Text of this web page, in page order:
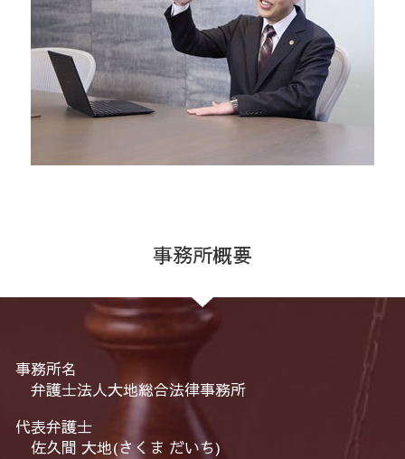
事務所概要
事務所名
弁護士法人大地総合法律事務所
代表弁護士
佐久間 大地(さくま だいち)